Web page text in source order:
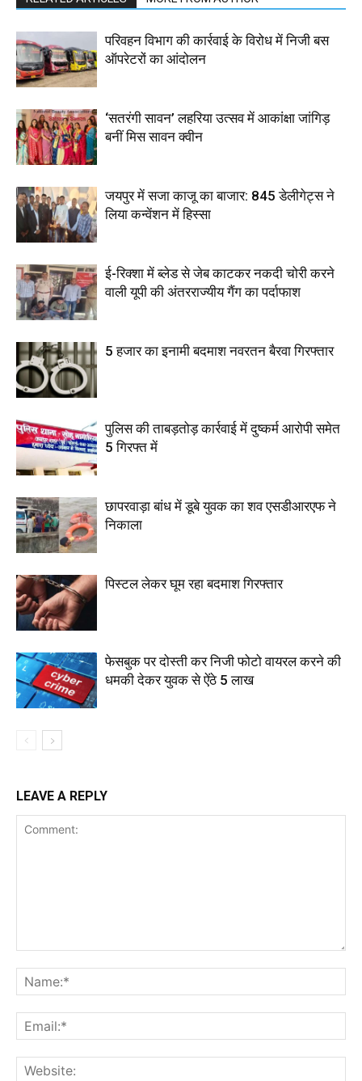
परिवहन विभाग की कार्रवाई के विरोध में निजी बस
ऑपरेटरों का आंदोलन
‘सतरंगी सावन’ लहरिया उत्सव में आकांक्षा जांगिड़
बनीं मिस सावन क्वीन
जयपुर में सजा काजू का बाजार: 845 डेलीगेट्स ने
लिया कन्वेंशन में हिस्सा
ई-रिक्शा में ब्लेड से जेब काटकर नकदी चोरी करने
वाली यूपी की अंतरराज्यीय गैंग का पर्दाफाश
5 हजार का इनामी बदमाश नवरतन बैरवा गिरफ्तार
पुलिस की ताबड़तोड़ कार्रवाई में दुष्कर्म आरोपी समेत
5 गिरफ्त में
छापरवाड़ा बांध में डूबे युवक का शव एसडीआरएफ ने
निकाला
पिस्टल लेकर घूम रहा बदमाश गिरफ्तार
फेसबुक पर दोस्ती कर निजी फोटो वायरल करने की
धमकी देकर युवक से ऐंठे 5 लाख
LEAVE A REPLY